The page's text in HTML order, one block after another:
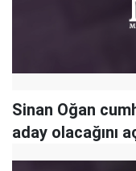
Sinan Oğan
aday olacağını